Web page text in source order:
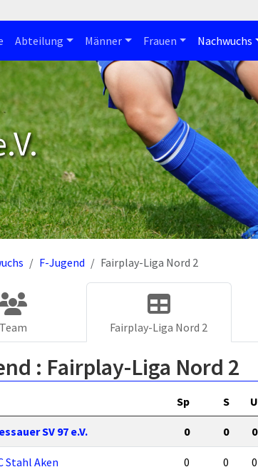
Abteilung Männer Frauen Nachwuchs
F-Jugend Fairplay-Liga Nord 2
Team Fairplay-Liga Nord 2
: Fairplay-Liga Nord 2
Sp S U
SV 97 e.V. 0 0 0
Stahl Aken 0 0 0